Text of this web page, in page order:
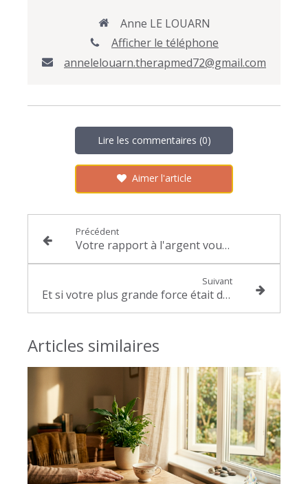
Anne LE LOUARN
Afficher le téléphone
annelelouarn.therapmed72@gmail.com
Lire les commentaires (0)
Aimer l'article
Précédent
Votre rapport à l'argent vous a été transmis - Voici comment vous en libérer
Suivant
Et si votre plus grande force était d'avouer que vous ne pouvez pas tout porter seul(e )
Articles similaires